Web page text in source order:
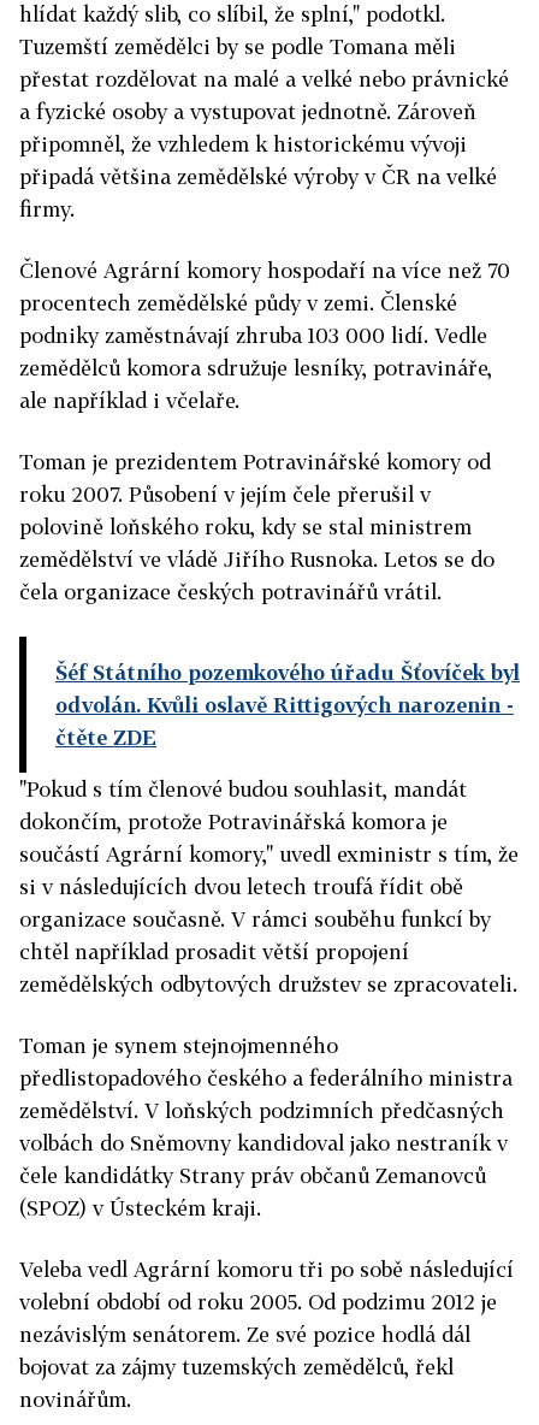
hlídat každý slib, co slíbil, že splní," podotkl.
Tuzemští zemědělci by se podle Tomana měli
přestat rozdělovat na malé a velké nebo právnické
a fyzické osoby a vystupovat jednotně. Zároveň
připomněl, že vzhledem k historickému vývoji
připadá většina zemědělské výroby v ČR na velké
firmy.
Členové Agrární komory hospodaří na více než 70
procentech zemědělské půdy v zemi. Členské
podniky zaměstnávají zhruba 103 000 lidí. Vedle
zemědělců komora sdružuje lesníky, potravináře,
ale například i včelaře.
Toman je prezidentem Potravinářské komory od
roku 2007. Působení v jejím čele přerušil v
polovině loňského roku, kdy se stal ministrem
zemědělství ve vládě Jiřího Rusnoka. Letos se do
čela organizace českých potravinářů vrátil.
Šéf Státního pozemkového úřadu Šťovíček byl
odvolán. Kvůli oslavě Rittigových narozenin -
čtěte ZDE
"Pokud s tím členové budou souhlasit, mandát
dokončím, protože Potravinářská komora je
součástí Agrární komory," uvedl exministr s tím, že
si v následujících dvou letech troufá řídit obě
organizace současně. V rámci souběhu funkcí by
chtěl například prosadit větší propojení
zemědělských odbytových družstev se zpracovateli.
Toman je synem stejnojmenného
předlistopadového českého a federálního ministra
zemědělství. V loňských podzimních předčasných
volbách do Sněmovny kandidoval jako nestraník v
čele kandidátky Strany práv občanů Zemanovců
(SPOZ) v Ústeckém kraji.
Veleba vedl Agrární komoru tři po sobě následující
volební období od roku 2005. Od podzimu 2012 je
nezávislým senátorem. Ze své pozice hodlá dál
bojovat za zájmy tuzemských zemědělců, řekl
novinářům.